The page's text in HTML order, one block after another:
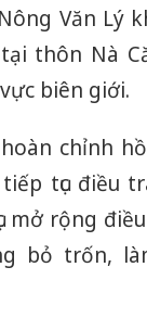
Văn Lý
thôn Nà
biên giới.
chỉnh
tục điều
mở rộng
bỏ trốn,